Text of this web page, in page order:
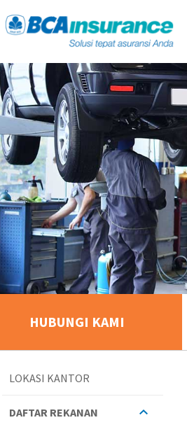
HUBUNGI KAMI
LOKASI KANTOR
DAFTAR REKANAN